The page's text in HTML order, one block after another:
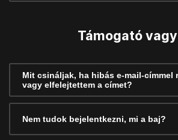
Támogató
Mit csináljak, ha hibás e-mail-címmel
vagy elfelejtettem a címet?
Nem tudok bejelentkezni, mi a baj?